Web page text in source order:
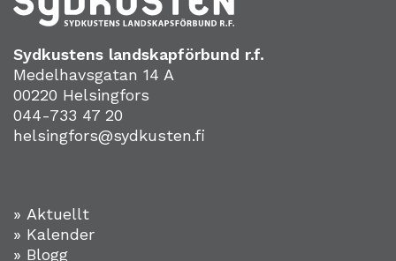
Sydkustens landskapförbund r.f.
Medelhavsgatan 14 A
00220 Helsingfors
044-733 47 20
helsingfors@sydkusten.fi
» Aktuellt
» Kalender
» Blogg